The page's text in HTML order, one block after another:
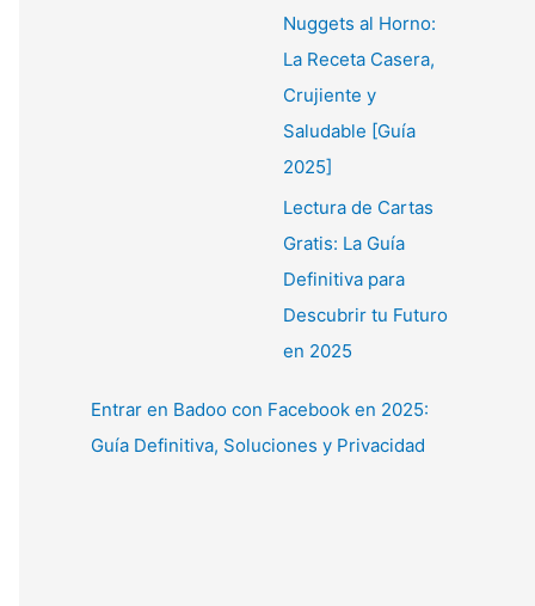
Nuggets al Horno:
La Receta Casera,
Crujiente y
Saludable [Guía
2025]
Lectura de Cartas
Gratis: La Guía
Definitiva para
Descubrir tu Futuro
en 2025
Entrar en Badoo con Facebook en 2025:
Guía Definitiva, Soluciones y Privacidad